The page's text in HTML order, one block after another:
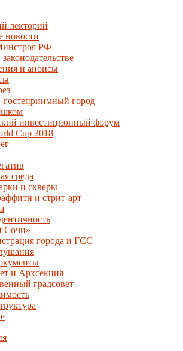
лекторий
новости
РФ
и анонсы
город
инвестиционный форум
Cup 2018
среда
и скверы
и стрит-арт
Сочи»
города и ГСС
и Архсекция
градсовет